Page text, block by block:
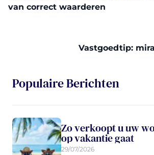
van correct waarderen
Vastgoedtip:
Populaire Berichten
Zo verkoopt u uw
op vakantie gaat
29/07/2026